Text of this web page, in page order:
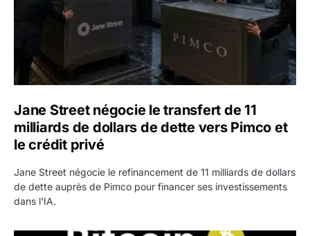
Jane Street négocie le transfert de 11
milliards de dollars de dette vers Pimco et
le crédit privé
Jane Street négocie le refinancement de 11 milliards de dollars
de dette auprès de Pimco pour financer ses investissements
dans l'IA.